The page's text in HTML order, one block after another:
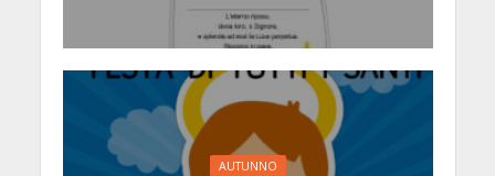
AUTUNNO